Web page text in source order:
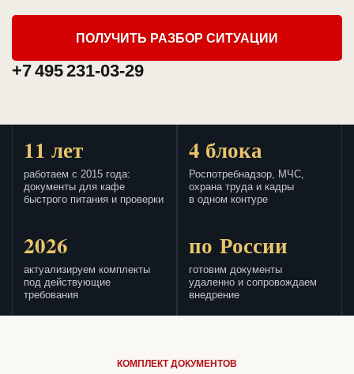
ПОЛУЧИТЬ РАЗБОР СИТУАЦИИ
+7 495 231-03-29
11 лет
работаем с 2015 года:
документы для кафе
быстрого питания и проверки
4 блока
Роспотребнадзор, МЧС,
охрана труда и кадры
в одном контуре
2026
актуализируем комплекты
под действующие
требования
по России
готовим документы
удаленно и сопровождаем
внедрение
КОМПЛЕКТ ДОКУМЕНТОВ